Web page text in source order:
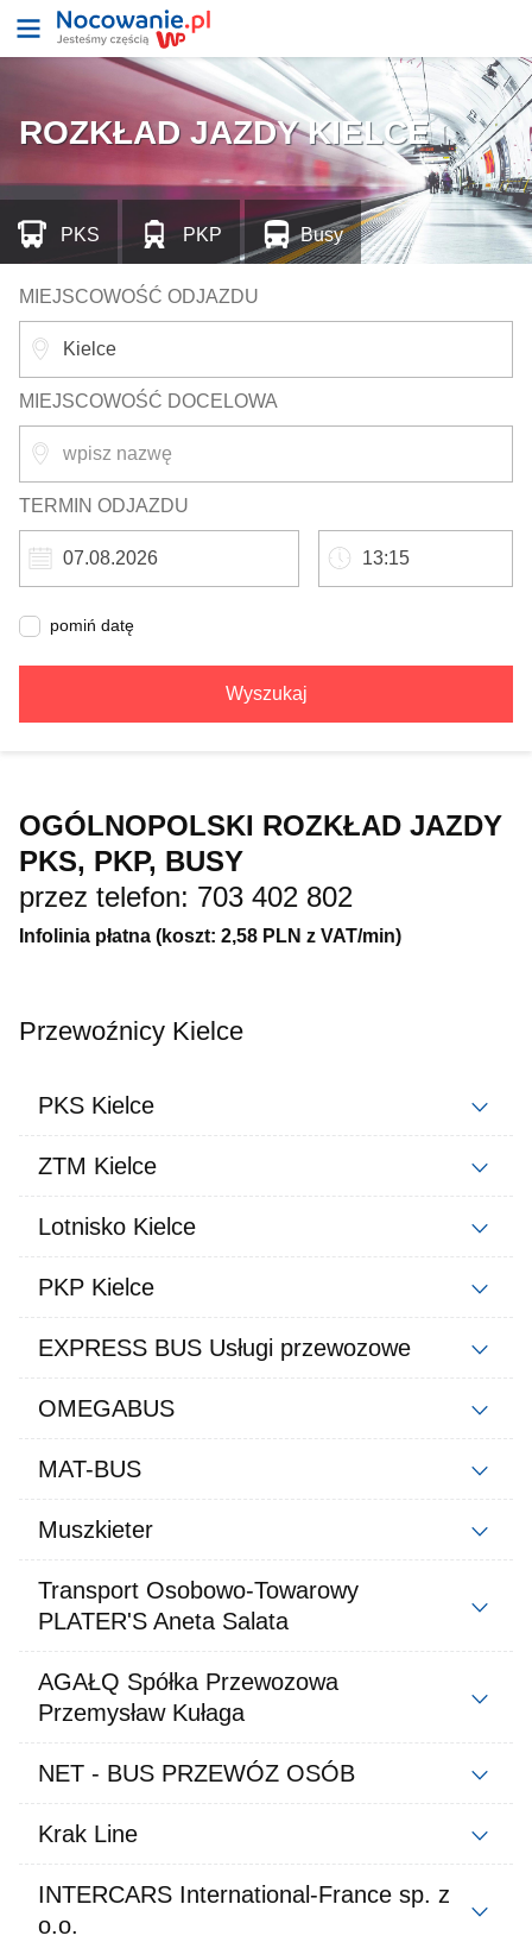
ROZKŁAD JAZDY KIELCE
MIEJSCOWOŚĆ ODJAZDU
MIEJSCOWOŚĆ DOCELOWA
TERMIN ODJAZDU
pomiń datę
Wyszukaj
PKS PKP Busy
OGÓLNOPOLSKI ROZKŁAD JAZDY
PKS, PKP, BUSY
przez telefon: 703 402 802
Infolinia płatna (koszt: 2,58 PLN z VAT/min)
Przewoźnicy Kielce
PKS Kielce
ZTM Kielce
Lotnisko Kielce
PKP Kielce
EXPRESS BUS Usługi przewozowe
OMEGABUS
MAT-BUS
Muszkieter
Transport Osobowo-Towarowy
PLATER'S Aneta Salata
AGAŁQ Spółka Przewozowa
Przemysław Kułaga
NET - BUS PRZEWÓZ OSÓB
Krak Line
INTERCARS International-France sp. z
o.o.